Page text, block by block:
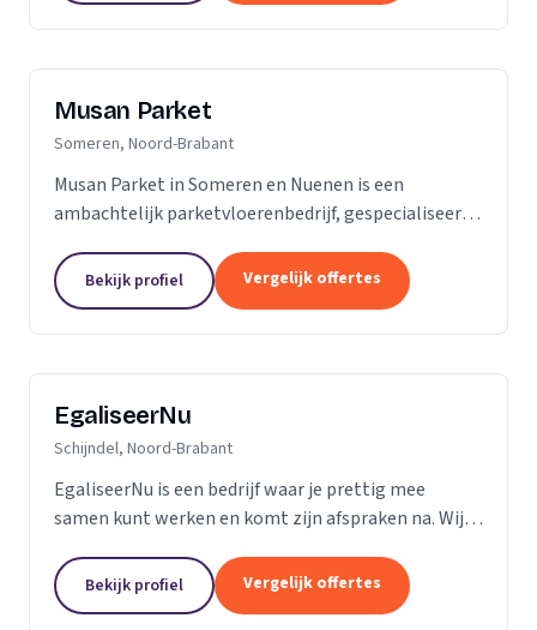
Musan Parket
Someren, Noord-Brabant
Musan Parket in Someren en Nuenen is een
ambachtelijk parketvloerenbedrijf, gespecialiseerd
het adres bij uitstek voor de renovatie van
bestaande...
Bekijk profiel Vergelijk offertes
EgaliseerNu
Schijndel, Noord-Brabant
EgaliseerNu is een bedrijf waar je prettig mee
samen kunt werken en komt zijn afspraken na. Wij
uitziet.Bekijk profiel Vergelijk offertes